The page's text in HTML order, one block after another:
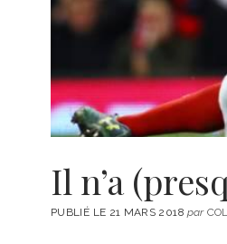
Il n’a
PUBLIÉ LE 21 MARS 2018par